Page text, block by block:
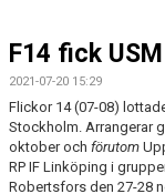
KONTAKT
DOKUMENT
PRAKTISK INFO
F14 fick
2021-07-20 15:29
Flickor 14 (07-08)
Stockholm. Arrangerar
oktober och förutom
RP IF Linköping i
Robertsfors den 27-28